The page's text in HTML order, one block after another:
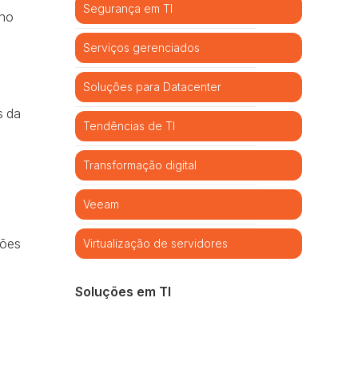
da
Segurança em TI
Serviços gerenciados
Soluções para Datacenter
Tendências de TI
Transformação digital
Veeam
Virtualização de servidores
Soluções em TI